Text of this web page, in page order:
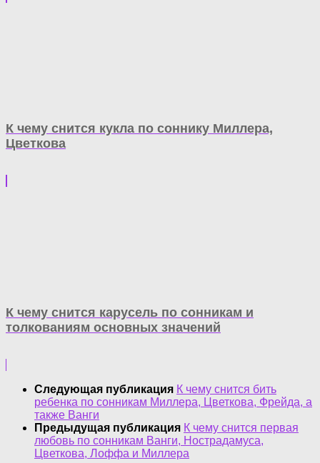
К чему снится кукла по соннику Миллера,
Цветкова
К чему снится карусель по сонникам и
толкованиям основных значений
Следующая публикация К чему снится бить
ребенка по сонникам Миллера, Цветкова, Фрейда, а
также Ванги
Предыдущая публикация К чему снится первая
любовь по сонникам Ванги, Нострадамуса,
Цветкова, Лоффа и Миллера